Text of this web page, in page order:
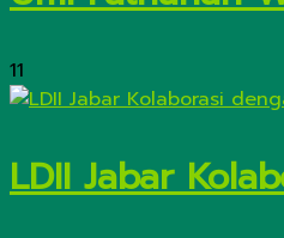
11
LDII Jabar